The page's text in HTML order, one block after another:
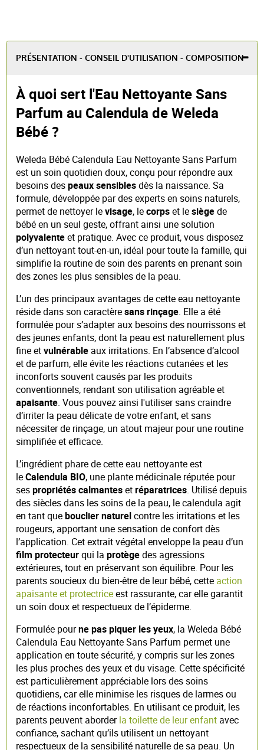
PRÉSENTATION - CONSEIL D'UTILISATION - COMPOSITION
À quoi sert l'Eau Nettoyante Sans
Parfum au Calendula de Weleda
Bébé ?
Weleda Bébé Calendula Eau Nettoyante Sans Parfum
est un soin quotidien doux, conçu pour répondre aux
besoins despeaux sensiblesdès la naissance. Sa
formule, développée par des experts en soins naturels,
permet de nettoyer levisage, lecorpset lesiègede
bébé en un seul geste, offrant ainsi une solution
polyvalenteet pratique. Avec ce produit, vous disposez
d’un nettoyant tout-en-un, idéal pour toute la famille, qui
simplifie la routine de soin des parents en prenant soin
des zones les plus sensibles de la peau.
L’un des principaux avantages de cette eau nettoyante
réside dans son caractèresans rinçage. Elle a été
formulée pour s’adapter aux besoins des nourrissons et
des jeunes enfants, dont la peau est naturellement plus
fine etvulnérable aux irritations. En l’absence d’alcool
et de parfum, elle évite les réactions cutanées et les
inconforts souvent causés par les produits
conventionnels, rendant son utilisation agréable et
apaisante. Vous pouvez ainsi l'utiliser sans craindre
d’irriter la peau délicate de votre enfant, et sans
nécessiter de rinçage, un atout majeur pour une routine
simplifiée et efficace.
L’ingrédient phare de cette eau nettoyante est
leCalendula BIO, une plante médicinale réputée pour
sespropriétés calmantesetréparatrices. Utilisé depuis
des siècles dans les soins de la peau, le calendula agit
en tant quebouclier naturelcontre les irritations et les
rougeurs, apportant une sensation de confort dès
l’application. Cet extrait végétal enveloppe la peau d’un
film protecteurqui la protègedes agressions
extérieures, tout en préservant son équilibre. Pour les
parents soucieux du bien-être de leur bébé, cette action
apaisante et protectriceest rassurante, car elle garantit
un soin doux et respectueux de l’épiderme.
Formulée pourne pas piquer les yeux, la Weleda Bébé
Calendula Eau Nettoyante Sans Parfum permet une
application en toute sécurité, y compris sur les zones
les plus proches des yeux et du visage. Cette spécificité
est particulièrement appréciable lors des soins
quotidiens, car elle minimise les risques de larmes ou
de réactions inconfortables. En utilisant ce produit, les
parents peuvent aborderla toilette de leur enfant avec
confiance, sachant qu’ils utilisent un nettoyant
respectueux de la sensibilité naturelle de sa peau. Un